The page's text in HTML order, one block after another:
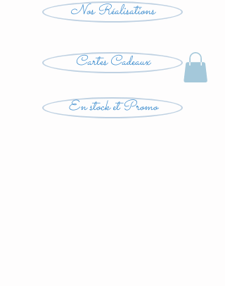
Nos Réalisations
Cartes Cadeaux
En stock et Promo